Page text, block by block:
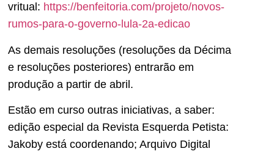
vritual: https://benfeitoria.com/projeto/novos-
rumos-para-o-governo-lula-2a-edicao
As demais resoluções (resoluções da Décima
e resoluções posteriores) entrarão em
produção a partir de abril.
Estão em curso outras iniciativas, a saber:
edição especial da Revista Esquerda Petista:
Jakoby está coordenando; Arquivo Digital